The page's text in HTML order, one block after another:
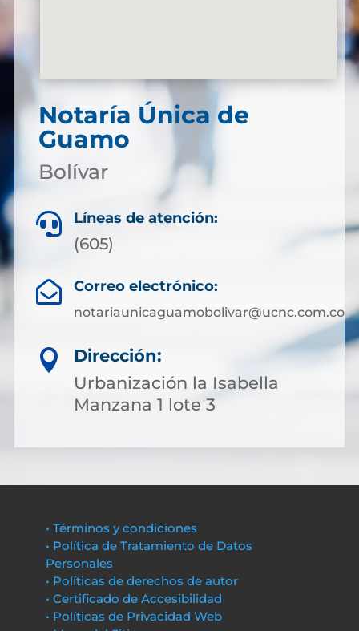
Notaría Única de
Guamo
Bolívar
 Líneas de atención:
(605)
 Correo electrónico:
notariaunicaguamobolivar@ucnc.com.co

Dirección:
Urbanización la Isabella
Manzana 1 lote 3
• Términos y condiciones
• Política de Tratamiento de Datos
Personales
• Políticas de derechos de autor
• Certificado de Accesibilidad
• Políticas de Privacidad Web